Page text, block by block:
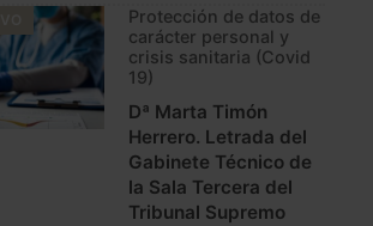
Protección de datos de
carácter personal y
crisis sanitaria (Covid
19)
Dª Marta Timón
Herrero. Letrada del
Gabinete Técnico de
la Sala Tercera del
Tribunal Supremo